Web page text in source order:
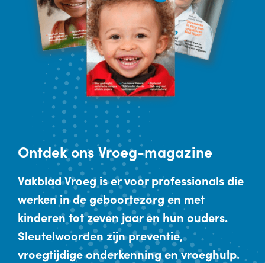
Ontdekons Vroeg-magazine
Vakblad Vroeg is er voor professionals die
werken in de geboortezorg en met
kinderen tot zeven jaar en hun ouders.
Sleutelwoorden zijn preventie,
vroegtijdige onderkenning en vroeghulp.